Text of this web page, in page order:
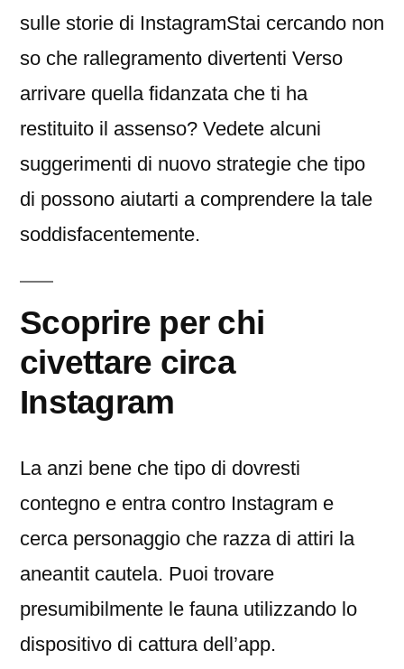
sulle storie di InstagramStai cercando non
so che rallegramento divertenti Verso
arrivare quella fidanzata che ti ha
restituito il assenso? Vedete alcuni
suggerimenti di nuovo strategie che tipo
di possono aiutarti a comprendere la tale
soddisfacentemente.
Scoprire per chi
civettare circa
Instagram
La anzi bene che tipo di dovresti
contegno e entra contro Instagram e
cerca personaggio che razza di attiri la
aneantit cautela. Puoi trovare
presumibilmente le fauna utilizzando lo
dispositivo di cattura dell’app.